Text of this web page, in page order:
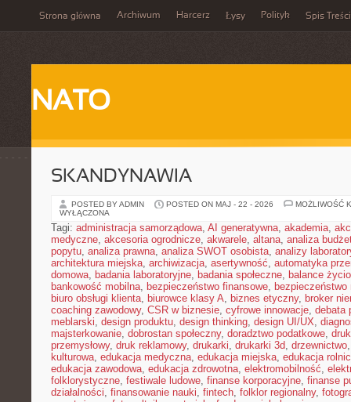
Strona główna Archiwum Harcerz Łysy Polityk Spis Treści
NATO
SKANDYNAWIA
POSTED BY ADMIN POSTED ON MAJ - 22 - 2026
MOŻLIWOŚĆ
WYŁĄCZONA
Tagi: administracja samorządowa, AI generatywna, akademia,
medyczne, akcesoria ogrodnicze, akwarele, altana, analiza
popytu, analiza prawna, analiza SWOT osobista, analizy
architektura miejska, archiwizacja, asertywność, automatyka
domowa, badania laboratoryjne, badania społeczne, balance
bankowość mobilna, bezpieczeństwo finansowe, bezpieczeństwo
biuro obsługi klienta, biurowce klasy A, biznes etyczny, broker
coaching zawodowy, CSR w biznesie, cyfrowe innowacje, debata
meblarski, design produktu, design thinking, design UI/UX,
majsterkowanie, dobrostan społeczny, doradztwo podatkowe,
przemysłowy, druk reklamowy, drukarki, drukarki 3d, drzewnictwo
kulturowa, edukacja medyczna, edukacja miejska, edukacja
edukacja zawodowa, edukacja zdrowotna, elektromobilność,
folklorystyczne, festiwale ludowe, finanse korporacyjne, finanse
działalności, finansowanie nauki, fintech, folklor regionalny,